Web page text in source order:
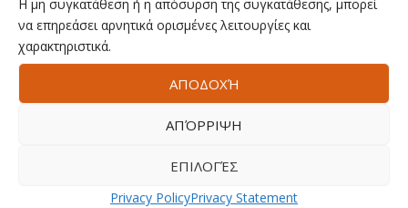
Η μη συγκατάθεση ή η απόσυρση της συγκατάθεσης, μπορεί
να επηρεάσει αρνητικά ορισμένες λειτουργίες και
χαρακτηριστικά.
ΑΠΟΔΟΧΉ
ΑΠΌΡΡΙΨΗ
ΕΠΙΛΟΓΈΣ
Privacy PolicyPrivacy Statement